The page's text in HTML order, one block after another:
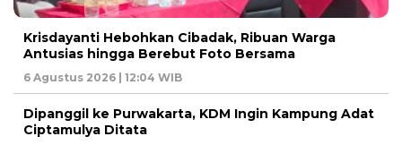
Krisdayanti Hebohkan Cibadak, Ribuan Warga
Antusias hingga Berebut Foto Bersama
6 Agustus 2026 | 12:04 WIB
Dipanggil ke Purwakarta, KDM Ingin Kampung Adat
Ciptamulya Ditata